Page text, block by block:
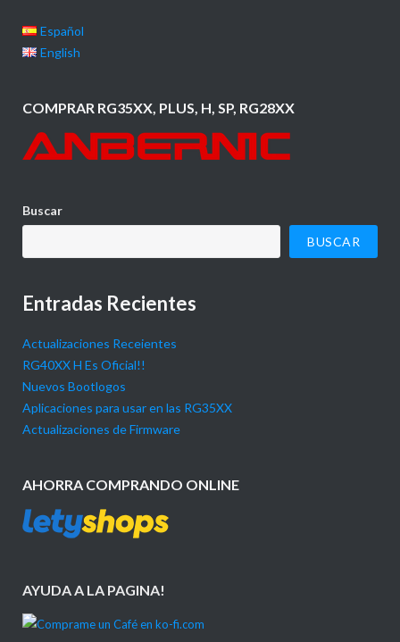
Español
English
COMPRAR RG35XX, PLUS, H, SP, RG28XX
Buscar
BUSCAR
Entradas Recientes
Actualizaciones Receientes
RG40XX H Es Oficial!!
Nuevos Bootlogos
Aplicaciones para usar en las RG35XX
Actualizaciones de Firmware
AHORRA COMPRANDO ONLINE
AYUDA A LA PAGINA!